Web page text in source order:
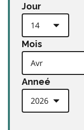
Jour
Mois
Anneé